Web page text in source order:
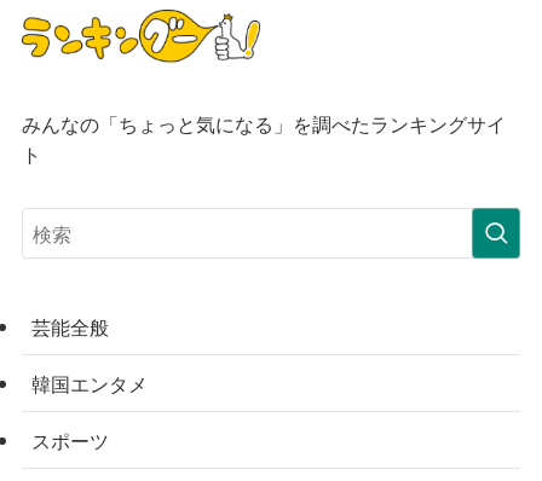
みんなの「ちょっと気になる」を調べたランキングサイ
ト
芸能全般
韓国エンタメ
スポーツ